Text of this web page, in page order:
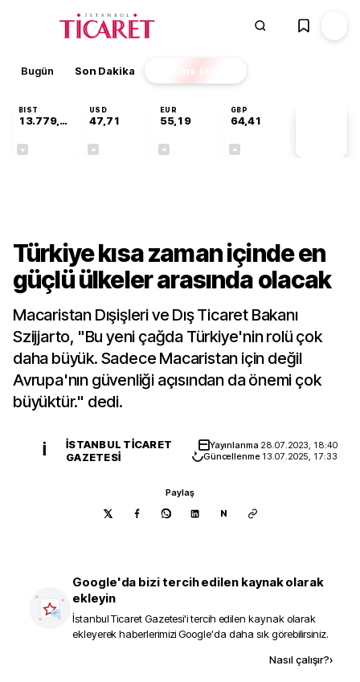
Bugün Son Dakika Finans EKSTRA
BIST
13.779,39
USD
47,71
EUR
55,19
GBP
64,41
Türkiye kısa zaman içinde en
güçlü ülkeler arasında olacak
Macaristan Dışişleri ve Dış Ticaret Bakanı
Szijjarto, "Bu yeni çağda Türkiye'nin rolü çok
daha büyük. Sadece Macaristan için değil
Avrupa'nın güvenliği açısından da önemi çok
büyüktür." dedi.
İ
İSTANBUL TICARET
GAZETESI
Yayınlanma 28.07.2023, 18:40
Güncellenme 13.07.2025, 17:33
Paylaş
N
Google'da bizi tercih edilen kaynak olarak
ekleyin
İstanbul Ticaret Gazetesi'i tercih edilen kaynak olarak
ekleyerek haberlerimizi Google'da daha sık görebilirsiniz.
Nasıl çalışır?›